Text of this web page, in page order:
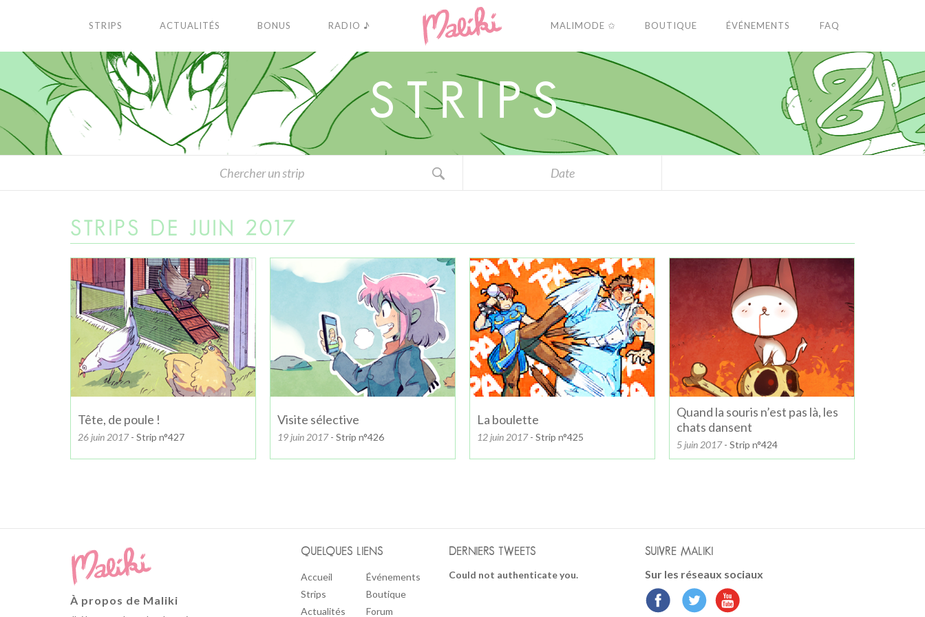
STRIPS ACTUALITÉS BONUS RADIO ♪ MALIMODE ✩ BOUTIQUE ÉVÉNEMENTS FAQ
S T R P S
Date
STRIPS DE JUIN 2017
Tête, de poule !
26 juin 2017- Strip n°427
Visite sélective
19 juin 2017- Strip n°426
La boulette
12 juin 2017- Strip n°425
Quand la souris n’est pas là, les
chats dansent
5 juin 2017- Strip n°424
À propos de Maliki
QUELQUES LIENS
Accueil
Strips
Actualités
Événements
Boutique
Forum
DERNIERS TWEETS
Could not authenticate you.
SUIVRE MALIKI
Sur les réseaux sociaux